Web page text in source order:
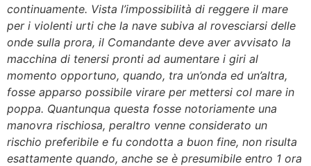
continuamente. Vista l’impossibilità di reggere il mare
per i violenti urti che la nave subiva al rovesciarsi delle
onde sulla prora, il Comandante deve aver avvisato la
macchina di tenersi pronti ad aumentare i giri al
momento opportuno, quando, tra un’onda ed un’altra,
fosse apparso possibile virare per mettersi col mare in
poppa. Quantunqua questa fosse notoriamente una
manovra rischiosa, peraltro venne considerato un
rischio preferibile e fu condotta a buon fine, non risulta
esattamente quando, anche se è presumibile entro 1 ora